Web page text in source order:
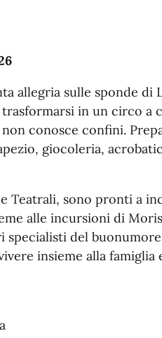
allegria sulle sponde di
in un circo a
conosce confini.
giocoleria,
Teatrali, sono pronti a
alle incursioni di
del
insieme alla famiglia